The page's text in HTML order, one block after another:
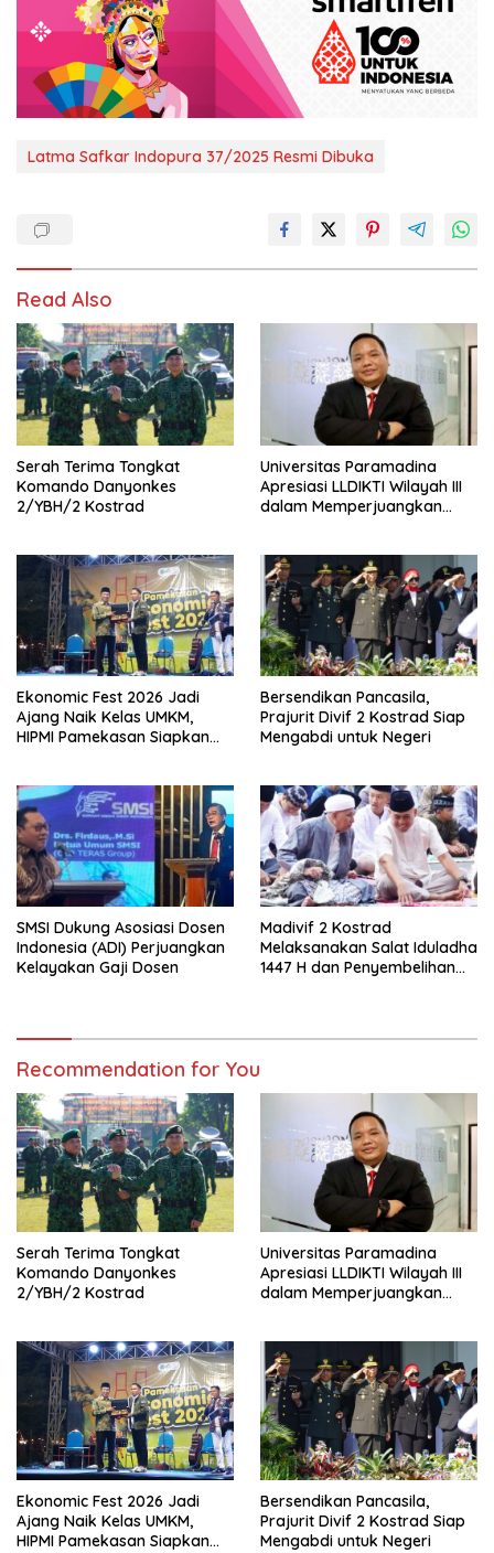
Latma Safkar Indopura 37/2025 Resmi Dibuka
Read Also
Serah Terima Tongkat
Komando Danyonkes
2/YBH/2 Kostrad
Universitas Paramadina
Apresiasi LLDIKTI Wilayah III
dalam Memperjuangkan
Ekonomic Fest 2026 Jadi
Ajang Naik Kelas UMKM,
HIPMI Pamekasan Siapkan
Bersendikan Pancasila,
Prajurit Divif 2 Kostrad Siap
Mengabdi untuk Negeri
SMSI Dukung Asosiasi Dosen
Indonesia (ADI) Perjuangkan
Kelayakan Gaji Dosen
Madivif 2 Kostrad
Melaksanakan Salat Iduladha
1447 H dan Penyembelihan
Recommendation for You
Serah Terima Tongkat
Komando Danyonkes
2/YBH/2 Kostrad
Universitas Paramadina
Apresiasi LLDIKTI Wilayah III
dalam Memperjuangkan
Ekonomic Fest 2026 Jadi
Ajang Naik Kelas UMKM,
HIPMI Pamekasan Siapkan
Bersendikan Pancasila,
Prajurit Divif 2 Kostrad Siap
Mengabdi untuk Negeri